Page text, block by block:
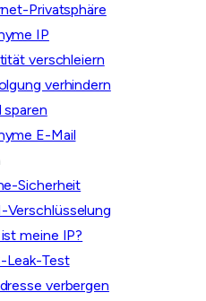
Privatsphäre
IP
verschleiern
verhindern
sparen
E-Mail
Sicherheit
Verschlüsselung
meine IP?
Leak-Test
verbergen